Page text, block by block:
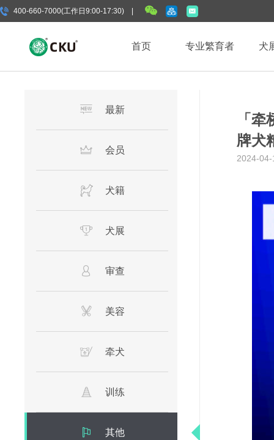
400-660-7000(工作日9:00-17:30) |
首页 专业繁育者 犬
最新
会员
犬籍
犬展
审查
美容
牵犬
训练
其他
「
牌犬
2024-